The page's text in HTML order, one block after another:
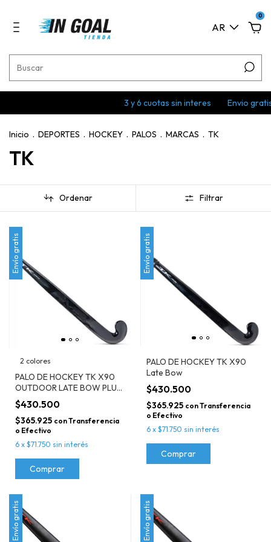
AR
0
3 y 6 cuotas sin interes Envio gratis en
Inicio . DEPORTES . HOCKEY . PALOS . MARCAS . TK
TK
Ordenar Filtrar
Envío gratis
2 colores
PALO DE HOCKEY TK X90
OUTDOOR LATE BOW PLUS
CON CANALETA
$430.500
$365.925 conTransferencia
o Efectivo
6 x $71.750 sin interés
Comprar
Envío gratis
PALO DE HOCKEY TK X90
Late Bow
$430.500
$365.925 conTransferencia
o Efectivo
6 x $71.750 sin interés
Comprar
Envío gratis Envío gratis